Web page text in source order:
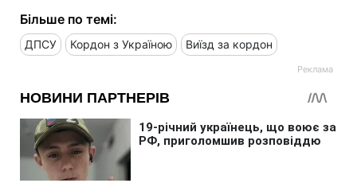
Більше по темі:
ДПСУ Кордон з Україною Виїзд за кордон